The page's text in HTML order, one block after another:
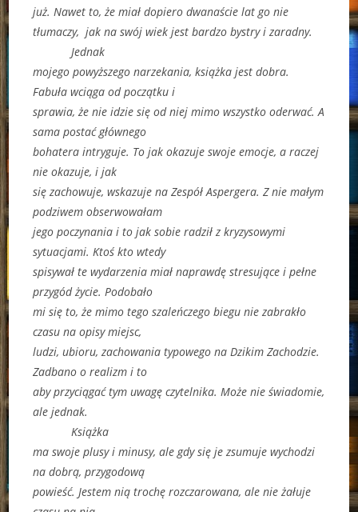
już. Nawet to, że miał dopiero dwanaście lat go nie
tłumaczy, jak na swój wiek jest bardzo bystry i zaradny.
Jednak
mojego powyższego narzekania, książka jest dobra.
Fabuła wciąga od początku i
sprawia, że nie idzie się od niej mimo wszystko oderwać. A
sama postać głównego
bohatera intryguje. To jak okazuje swoje emocje, a raczej
nie okazuje, i jak
się zachowuje, wskazuje na Zespół Aspergera. Z nie małym
podziwem obserwowałam
jego poczynania i to jak sobie radził z kryzysowymi
sytuacjami. Ktoś kto wtedy
spisywał te wydarzenia miał naprawdę stresujące i pełne
przygód życie. Podobało
mi się to, że mimo tego szaleńczego biegu nie zabrakło
czasu na opisy miejsc,
ludzi, ubioru, zachowania typowego na Dzikim Zachodzie.
Zadbano o realizm i to
aby przyciągać tym uwagę czytelnika. Może nie świadomie,
ale jednak.
Książka
ma swoje plusy i minusy, ale gdy się je zsumuje wychodzi
na dobrą, przygodową
powieść. Jestem nią trochę rozczarowana, ale nie żałuje